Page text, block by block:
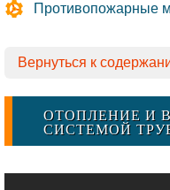
Противопожарные
Вернуться к
ОТОПЛЕНИЕ И
СИСТЕМОЙ